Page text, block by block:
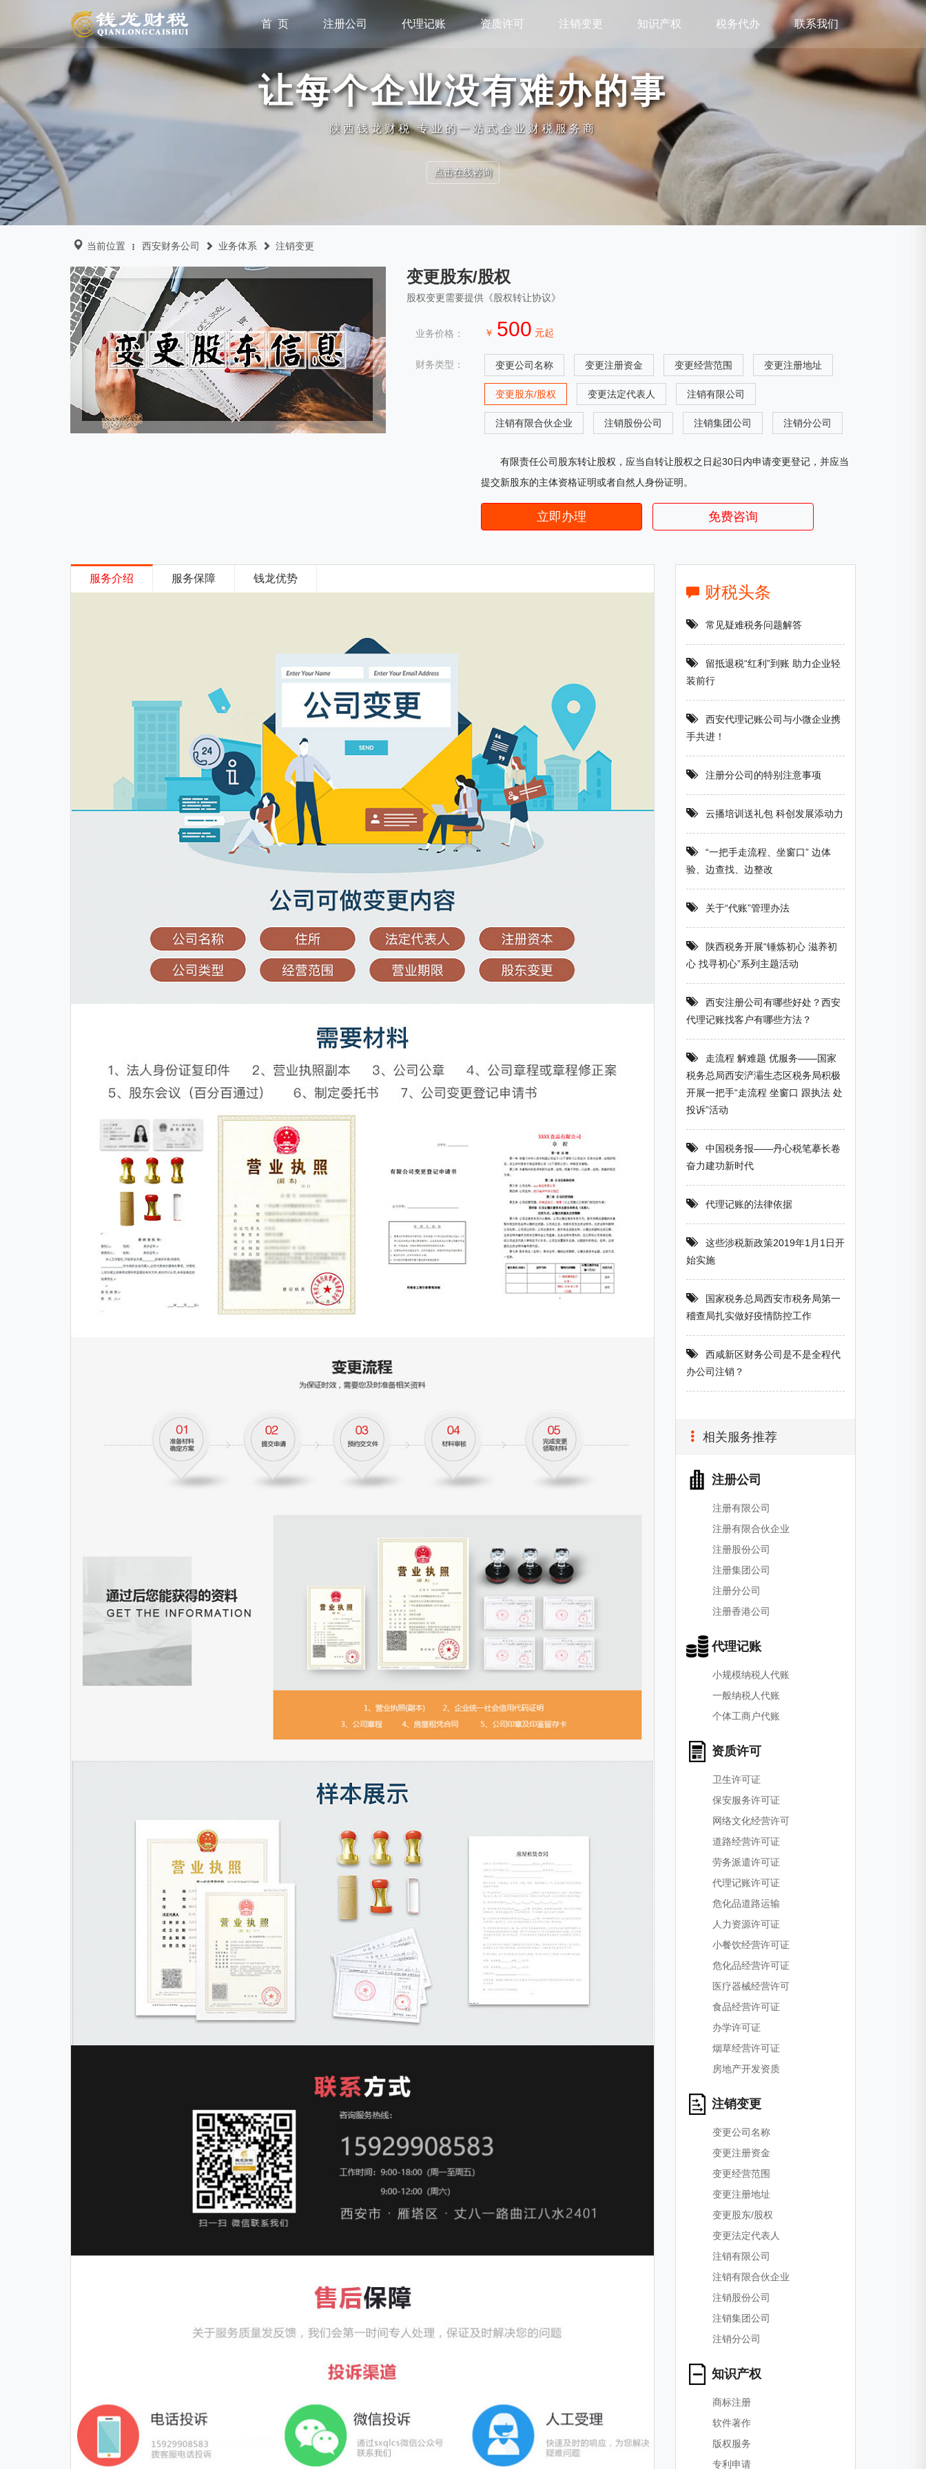
首 页 注册公司 代理记账 资质许可 注销变更 知识产权 税务代办 联系我们
让每个企业没有难办的事
陕西钱龙财税 专业的一站式企业财税服务商
点击在线咨询
当前位置 西安财务公司 业务体系 注销变更
变更股东/股权
股权变更需要提供《股权转让协议》
业务价格： ￥ 500 元起
财务类型： 变更公司名称 变更注册资金 变更经营范围 变更注册地址
变更股东/股权 变更法定代表人 注销有限公司
注销有限合伙企业 注销股份公司 注销集团公司 注销分公司
有限责任公司股东转让股权，应当自转让股权之日起30日内申请变更登记，并应当
提交新股东的主体资格证明或者自然人身份证明。
立即办理 免费咨询
服务介绍 服务保障 钱龙优势
财税头条
常见疑难税务问题解答
留抵退税“红利”到账 助力企业轻
装前行
西安代理记账公司与小微企业携
手共进！
注册分公司的特别注意事项
云播培训送礼包 科创发展添动力
“一把手走流程、坐窗口” 边体
验、边查找、边整改
关于“代账”管理办法
陕西税务开展“锤炼初心 滋养初
心 找寻初心”系列主题活动
西安注册公司有哪些好处？西安
代理记账找客户有哪些方法？
走流程 解难题 优服务——国家
税务总局西安浐灞生态区税务局积极
开展一把手“走流程 坐窗口 跟执法 处
投诉”活动
中国税务报——丹心税笔摹长卷
奋力建功新时代
代理记账的法律依据
这些涉税新政策2019年1月1日开
始实施
国家税务总局西安市税务局第一
稽查局扎实做好疫情防控工作
西咸新区财务公司是不是全程代
办公司注销？
相关服务推荐
注册公司
注册有限公司
注册有限合伙企业
注册股份公司
注册集团公司
注册分公司
注册香港公司
代理记账
小规模纳税人代账
一般纳税人代账
个体工商户代账
资质许可
卫生许可证
保安服务许可证
网络文化经营许可
道路经营许可证
劳务派遣许可证
代理记账许可证
危化品道路运输
人力资源许可证
小餐饮经营许可证
危化品经营许可证
医疗器械经营许可
食品经营许可证
办学许可证
烟草经营许可证
房地产开发资质
注销变更
变更公司名称
变更注册资金
变更经营范围
变更注册地址
变更股东/股权
变更法定代表人
注销有限公司
注销有限合伙企业
注销股份公司
注销集团公司
注销分公司
知识产权
商标注册
软件著作
版权服务
专利申请